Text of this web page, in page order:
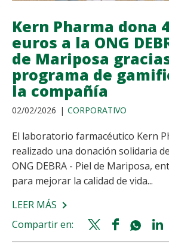
Y
VITAMINA
Kern Pharma dona
euros a la ONG
de Mariposa
programa de
la compañía
02/02/2026 CORPORATIVO
El laboratorio farmacéutico Kern
realizado una donación solidaria
ONG DEBRA - Piel de Mariposa,
para mejorar la calidad de vida...
LEER MÁS SOBRE
KERN
Compartir en:
Twitter
share
Facebook
shareshare